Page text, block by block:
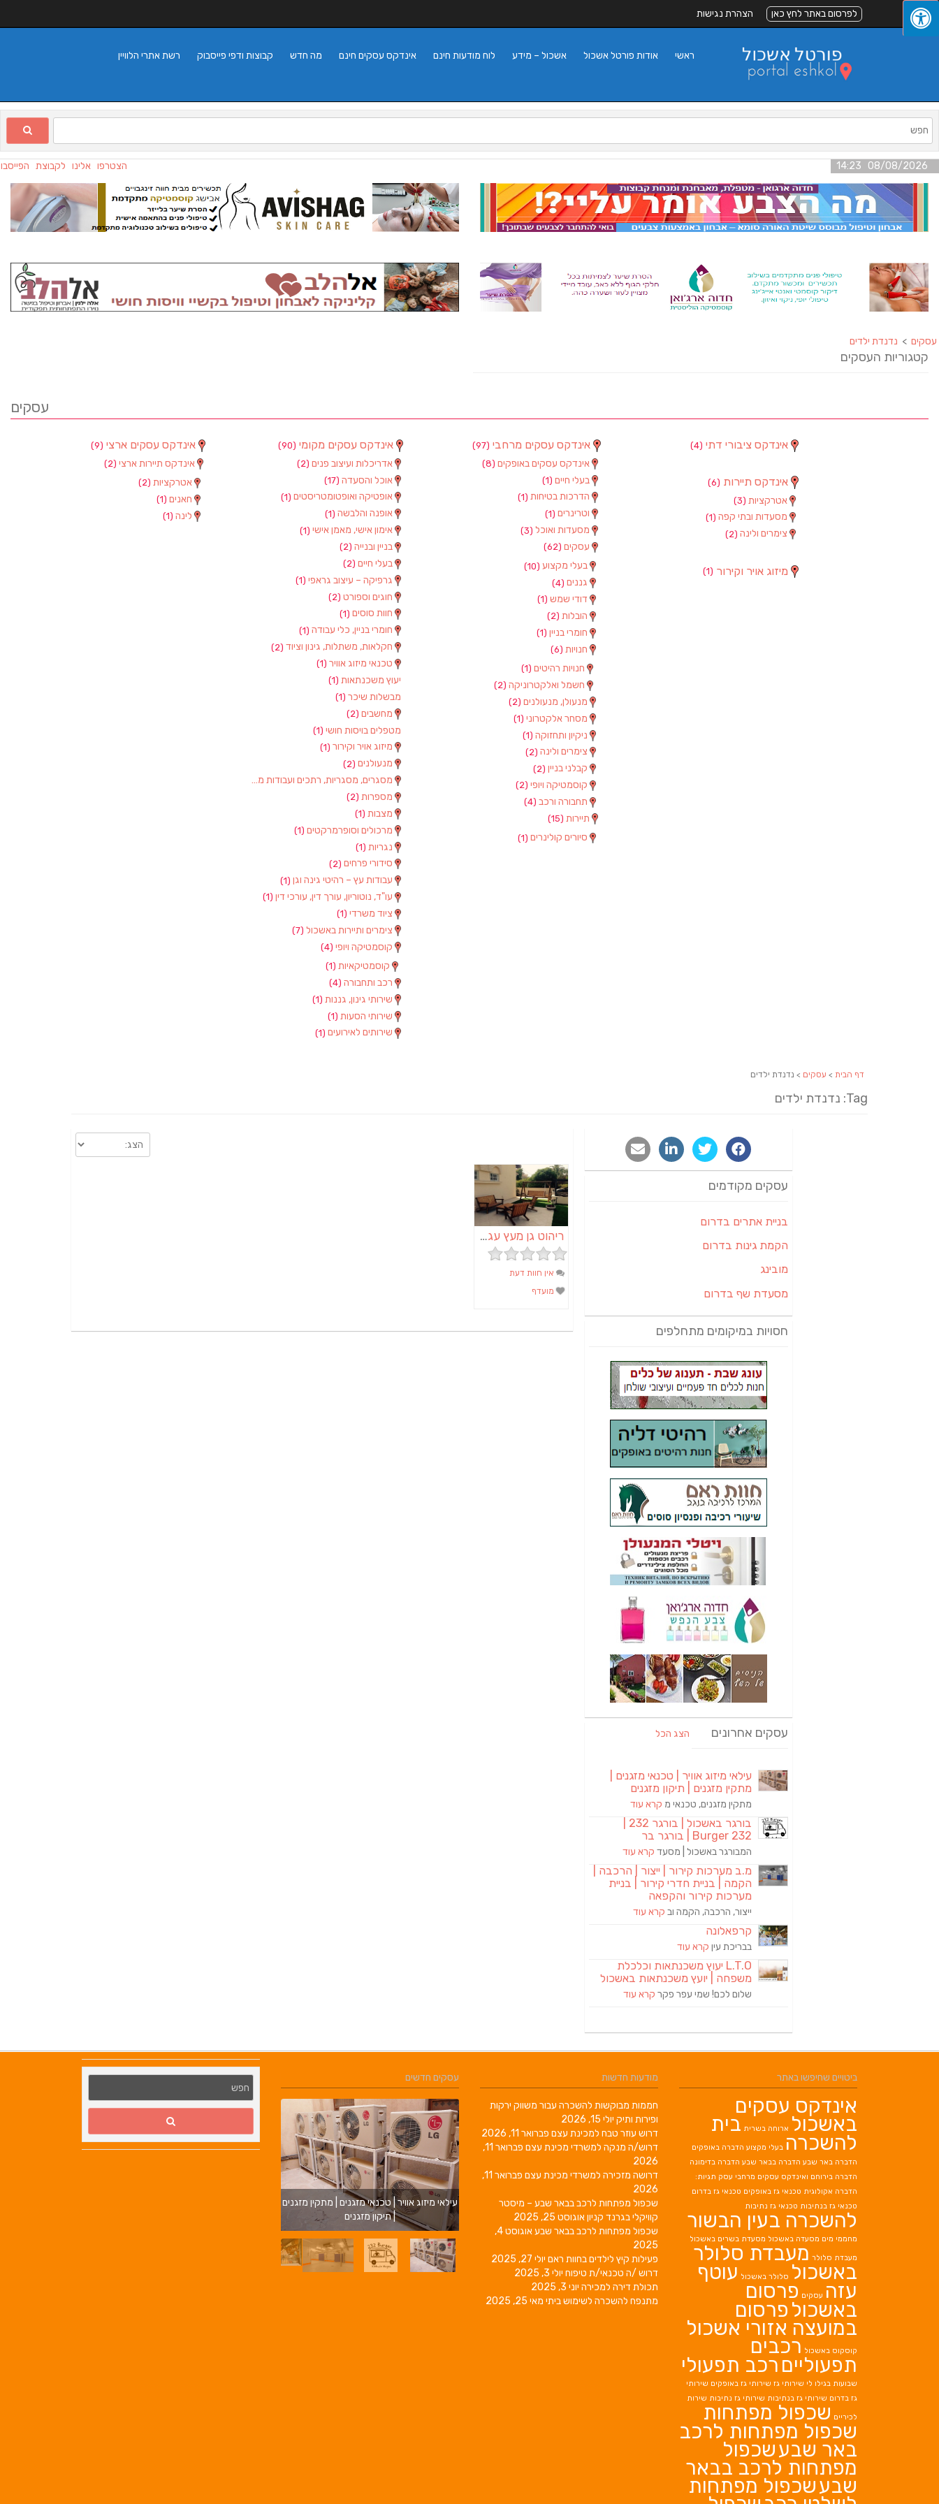
לפרסום באתר לחץ כאן הצהרת נגישות
רשת אתרי הלוויין קבוצות ודפי פייסבוק מה חדש אינדקס עסקים חינם לוח מודעות חינם אשכול – מידע אודות פורטל אשכול ראשי
08/08/2026 14:23 הצטרפו אלינו לקבוצת
עסקים > נדנדת ילדים
קטגוריות העסקים
עסקים
אינדקס עסקים ארצי (9)
אינדקס תיירות ארצי (2)
אטרקציות (2)
חאנים (1)
לינה (1)
אינדקס עסקים מקומי (90)
אדריכלות ועיצוב פנים (2)
אוכל והסעדה (17)
אופטיקה ואופטומטריסטים (1)
אופנה והלבשה (1)
אימון אישי, מאמן אישי (1)
בניין ובנייה (2)
בעלי חיים (2)
גרפיקה – עיצוב גראפי (1)
חוגים וספורט (2)
חוות סוסים (1)
חומרי בניין, כלי עבודה (1)
חקלאות, משתלות, גינון וציוד (2)
טכנאי מיזוג אוויר (1)
יעוץ משכנתאות (1)
מבשלות שיכר (1)
מחשבים (2)
מטפלים בויסות חושי (1)
מיזוג אויר וקירור (1)
מנעולנים (2)
מסגרים, מסגריות, רתכים ועבודות מתכת
מספרות (2)
מצבות (1)
מרכולים וסופרמרקטים (1)
נגריות (1)
סידורי פרחים (2)
עבודות עץ – רהיטי גינה וגן (1)
עו"ד, נוטוריון, עורך דין, עורכי דין (1)
ציוד משרדי (1)
צימרים ותיירות באשכול (7)
קוסמטיקה ויופי (4)
קוסמטיקאיות (1)
רכב ותחבורה (4)
שירותי גינון, גננות (1)
שירותי הסעות (1)
שירותים לאירועים (1)
אינדקס עסקים מרחבי (97)
אינדקס עסקים באופקים (8)
בעלי חיים (1)
הדרכות בטיחות (1)
וטרינרים (1)
מסעדות ואוכל (3)
עסקים (62)
בעלי מקצוע (10)
גננים (4)
דודי שמש (1)
הובלות (2)
חומרי בניין (1)
חנויות (6)
חנויות רהיטים (1)
חשמל ואלקטרוניקה (2)
מנעולן, מנעולנים (2)
מסחר אלקטרוני (1)
ניקיון ותחזוקה (1)
צימרים ולינה (2)
קבלני בניין (2)
קוסמטיקה ויופי (2)
תחבורה ורכב (4)
תיירות (15)
סיורים קולינרים (1)
אינדקס ציבורי דתי (4)
אינדקס תיירות (6)
אטרקציות (3)
מסעדות ובתי קפה (1)
צימרים ולינה (2)
מיזוג אויר וקירור (1)
דף הבית > עסקים > נדנדת ילדים
Tag: נדנדת ילדים
ריהוט גן מעץ עגול
אין חוות דעת
מועדף
עסקים מקודמים
בניית אתרים בדרום
הקמת גינות בדרום
מובינג
מסעדת שף בדרום
חסויות במיקומים מתחלפים
עסקים אחרונים הצג הכל
עילאי מיזוג אוויר | טכנאי מזגנים |
מתקין מזגנים | תיקון מזגנים
מתקין מזגנים, טכנאי מ קרא עוד
Burger 232 | בורגר בר
המבורגר באשכול | מסעד קרא עוד
מ.ב מערכות קירור | ייצור | הרכבה |
הקמה | בניית חדרי קירור | בניית
מערכות קירור והקפאה
ייצור, הרכבה, הקמה וב קרא עוד
קרפאלונה
בבריכת עין קרא עוד
L.T.O יעוץ משכנתאות וכלכלת
משפחה | יועץ משכנתאות באשכול
שלום לכם! שמי עפר פקר קרא עוד
עסקים חדשים
עילאי מיזוג אוויר | טכנאי מזגנים | מתקין מזגנים
| תיקון מזגנים
מודעות חדשות
חממות מבוקשות להשכרה עבור משווק ירקות
ופירות ותיק יולי 15, 2026
דרוש עוזר טבח למכינת עצם פברואר 11, 2026
דרוש/ה מנקה למשרדי מכינת עצם
פברואר 11,
2026
דרושה מזכירה למשרדי מכינת עצם
פברואר 11,
2026
שכפול מפתחות לרכב בבאר שבע – מיסטר
קוויקלי בגרנד קניוןאוגוסט 25, 2025
שכפול מפתחות לרכב בבאר שבע
אוגוסט 4,
2025
פעילות קיץ לילדים בחוות ראם יולי 27, 2025
דרוש /ה טכנאי/ת טיפוח יולי 3, 2025
תכולת דירה למכירה יוני 3, 2025
מתנפח להשכרה לשימוש ביתי מאי 25, 2025
ביטויים שחיפשו באתר
אינדקס עסקים
באשכול ארוחה בשרית בית
להשכרה בעלי מקצוע הדברה באופקים
הדברה באר שבע הדברה בבאר שבע הדברה בדימונה
הדברה בירוחם ואינדקס עסקים מרחבי עסק תגיות:
הדברה אקולוגית טכנאי גז באופקים טכנאי גז בדרום
טכנאי גז בנתיבות טכנאי גז נתיבות
להשכרה בעין הבשור
מחממי מים מסעדה באשכול מסעדת בשרים באשכול
מעבדת סלולר מעבדת סלולר
באשכול סלולר באשכול עוטף
עזה עסקים פרסום
באשכול פרסום
במועצה אזורי אשכול
קוסקוס באשכול רכבים
תפעוליים רכב תפעולי
שבועות בגילו לי שירותי גז שירותי גז באופקים שירותי
גז בדרום שירותי גז בנתיבות שירותי גז נתיבות שירות
לכיריים שכפול מפתחות
שכפול מפתחות לרכב
באר שבעשכפול
מפתחות לרכב בבאר
שבעשכפול מפתחות